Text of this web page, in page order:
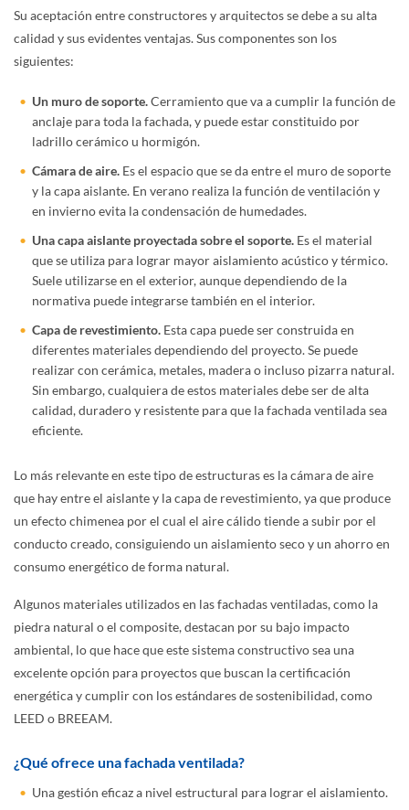
Su aceptación entre constructores y arquitectos se debe a su alta
calidad y sus evidentes ventajas. Sus componentes son los
siguientes:
Un muro de soporte.Cerramiento que va a cumplir la función de
anclaje para toda la fachada, y puede estar constituido por
ladrillo cerámico u hormigón.
Cámara de aire. Es el espacio que se da entre el muro de soporte
y la capa aislante. En verano realiza la función de ventilación y
en invierno evita la condensación de humedades.
Una capa aislante proyectada sobre el soporte. Es el material
que se utiliza para lograr mayor aislamiento acústico y térmico.
Suele utilizarse en el exterior, aunque dependiendo de la
normativa puede integrarse también en el interior.
Capa de revestimiento. Esta capa puede ser construida en
diferentes materiales dependiendo del proyecto. Se puede
realizar con cerámica, metales, madera o incluso pizarra natural.
Sin embargo, cualquiera de estos materiales debe ser de alta
calidad, duradero y resistente para que la fachada ventilada sea
eficiente.
Lo más relevante en este tipo de estructuras es la cámara de aire
que hay entre el aislante y la capa de revestimiento, ya que produce
un efecto chimenea por el cual el aire cálido tiende a subir por el
conducto creado, consiguiendo un aislamiento seco y un ahorro en
consumo energético de forma natural.
Algunos materiales utilizados en las fachadas ventiladas, como la
piedra natural o el composite, destacan por su bajo impacto
ambiental, lo que hace que este sistema constructivo sea una
excelente opción para proyectos que buscan la certificación
energética y cumplir con los estándares de sostenibilidad, como
LEED o BREEAM.
¿Qué ofrece una fachada ventilada?
Una gestión eficaz a nivel estructural para lograr el aislamiento.